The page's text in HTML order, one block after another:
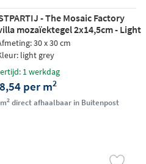
- The Mosaic Factory
mozaïektegel 2x14,5cm - Light
glossy30 x 30 cm
light grey
1 werkdag
per m2
2direct afhaalbaar in Buitenpost